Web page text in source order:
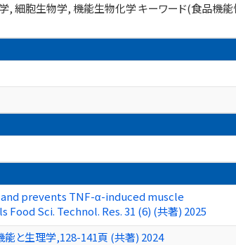
胞生物学, 機能生物化学 キーワード(食品機能
prevents TNF-α-induced muscle
Sci. Technol. Res. 31 (6) (共著) 2025
と生理学,128-141頁 (共著) 2024